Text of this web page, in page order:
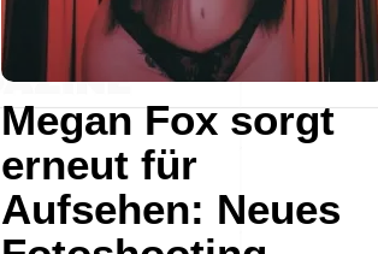
Megan Fox sorgt
erneut für
Aufsehen: Neues